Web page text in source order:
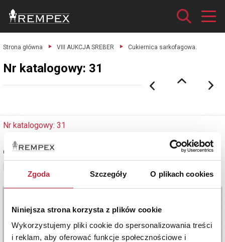
Zgoda Szczegóły O plikach cookies
Niniejsza strona korzysta z plików cookie
Wykorzystujemy pliki cookie do spersonalizowania treści
i reklam, aby oferować funkcje społecznościowe i
Strona główna VIII AUKCJA SREBER Cukiernica sarkofagowa.
Nr katalogowy: 31
Nr katalogowy: 31
Cukiernica sarkofagowa